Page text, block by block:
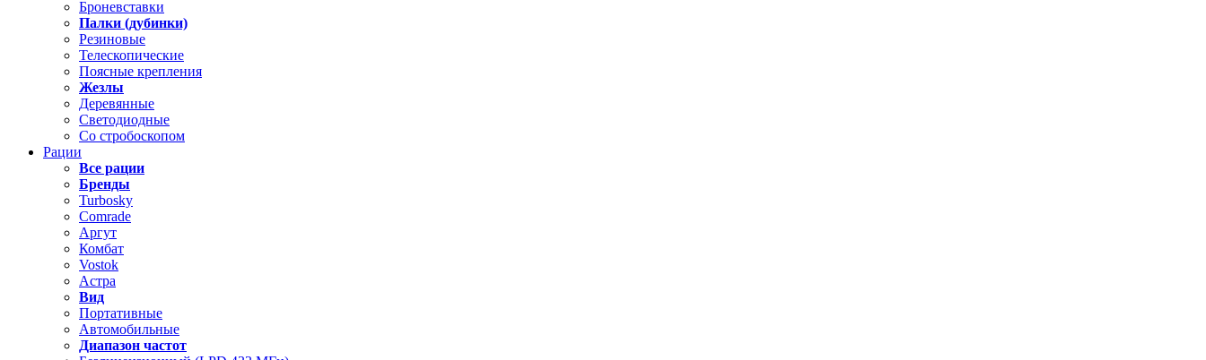
Броневставки
Палки (дубинки)
Резиновые
Телескопические
Поясные крепления
Жезлы
Деревянные
Светодиодные
Со стробоскопом
Рации
Все рации
Бренды
Turbosky
Comrade
Аргут
Комбат
Vostok
Астра
Вид
Портативные
Автомобильные
Диапазон частот